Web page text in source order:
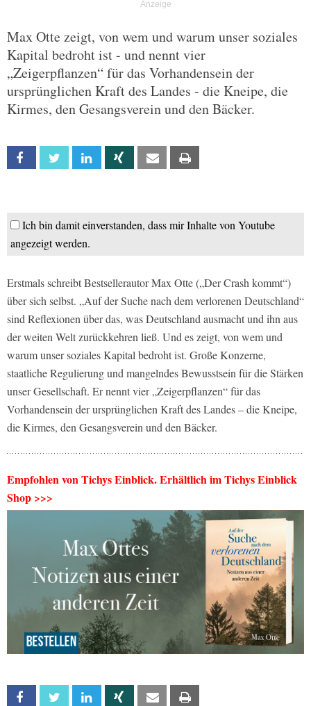
Max Otte zeigt, von wem und warum unser soziales
Kapital bedroht ist - und nennt vier
„Zeigerpflanzen“ für das Vorhandensein der
ursprünglichen Kraft des Landes - die Kneipe, die
Kirmes, den Gesangsverein und den Bäcker.
Facebook Twitter Linkedin Xing Email
Ich bin damit einverstanden, dass mir Inhalte von Youtube
angezeigt werden.
Erstmals schreibt Bestsellerautor Max Otte („Der Crash kommt“)
über sich selbst. „Auf der Suche nach dem verlorenen Deutschland“
sind Reflexionen über das, was Deutschland ausmacht und ihn aus
der weiten Welt zurückkehren ließ. Und es zeigt, von wem und
warum unser soziales Kapital bedroht ist. Große Konzerne,
staatliche Regulierung und mangelndes Bewusstsein für die Stärken
unser Gesellschaft. Er nennt vier „Zeigerpflanzen“ für das
Vorhandensein der ursprünglichen Kraft des Landes – die Kneipe,
die Kirmes, den Gesangsverein und den Bäcker.
Empfohlen von Tichys Einblick. Erhältlich im Tichys Einblick
Shop >>>
Facebook Twitter Linkedin Xing Email